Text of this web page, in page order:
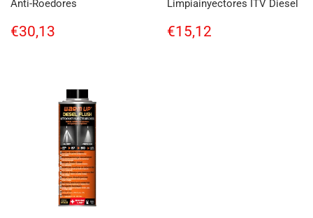
Anti-Roedores
Regular
price
€30,13
Limpiainyectores ITV Diesel
Regular
price
€15,12